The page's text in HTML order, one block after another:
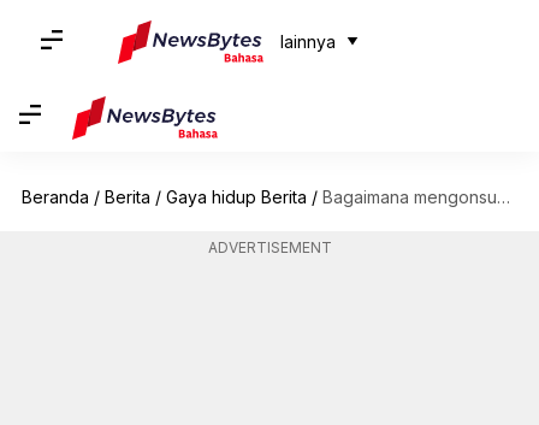
lainnya
Beranda / Berita / Gaya hidup Berita / Bagaimana mengonsumsi serangga dapat membantu menyelamatkan planet ini
ADVERTISEMENT